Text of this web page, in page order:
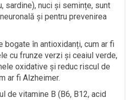
sardine), nuci și semințe, sunt
și pentru prevenirea
bogate în antioxidanți, cum ar fi
cu frunze verzi și ceaiul verde,
oxidative și reduc riscul de
ar fi Alzheimer.
de vitamine B (B6, B12, acid